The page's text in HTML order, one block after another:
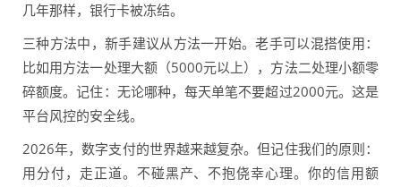
几年那样，银行卡被冻结。
三种方法中，新手建议从方法一开始。老手可以混搭使用：
比如用方法一处理大额（5000元以上），方法二处理小额零
碎额度。记住：无论哪种，每天单笔不要超过2000元。这是
平台风控的安全线。
2026年，数字支付的世界越来越复杂。但记住我们的原则：
用分付，走正道。不碰黑产、不抱侥幸心理。你的信用额